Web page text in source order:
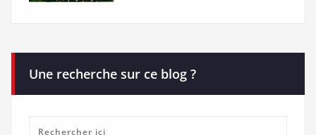
Une recherche sur ce blog ?